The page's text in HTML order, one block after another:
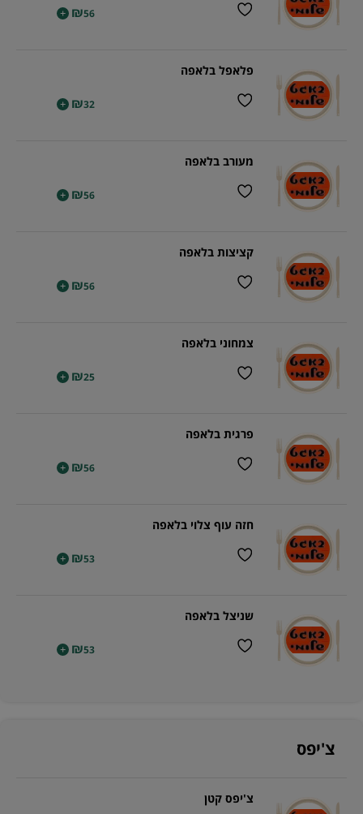
₪56
+
פלאפל בלאפה
₪32
+
מעורב בלאפה
₪56
+
קציצות בלאפה
₪56
+
צמחוני בלאפה
₪25
+
פרגית בלאפה
₪56
+
חזה עוף צלוי בלאפה
₪53
+
שניצל בלאפה
₪53
+
צ'יפס
צ'יפס קטן